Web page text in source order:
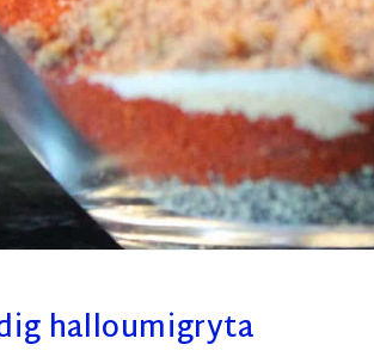
halloumigryta